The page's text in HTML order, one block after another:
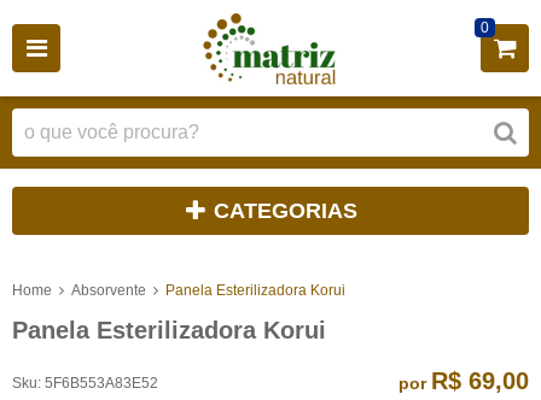
0
CATEGORIAS
Home Absorvente Panela Esterilizadora Korui
Panela Esterilizadora Korui
Sku: 5F6B553A83E52
por R$ 69,00